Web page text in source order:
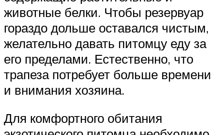
животные белки. Чтобы резервуар
гораздо дольше оставался чистым,
желательно давать питомцу еду за
его пределами. Естественно, что
трапеза потребует больше времени
и внимания хозяина.
Для комфортного обитания